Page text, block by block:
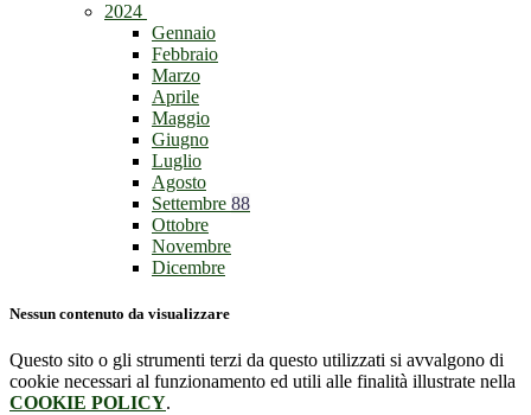
2024
Gennaio
Febbraio
Marzo
Aprile
Maggio
Giugno
Luglio
Agosto
Settembre 88
Ottobre
Novembre
Dicembre
Nessun contenuto da visualizzare
Questo sito o gli strumenti terzi da questo utilizzati si avvalgono di
cookie necessari al funzionamento ed utili alle finalità illustrate nella
COOKIE POLICY.